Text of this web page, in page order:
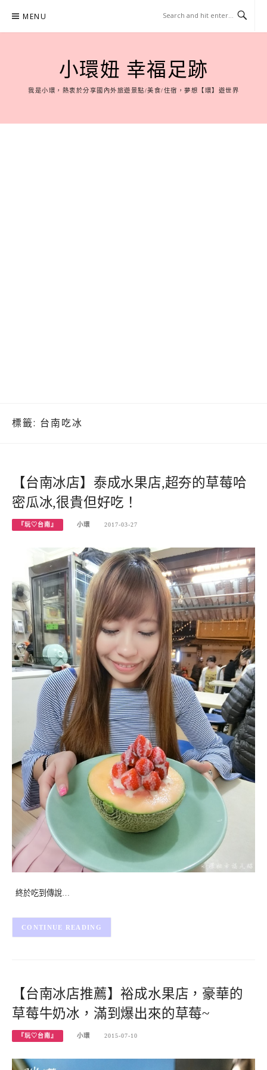
content
MENU
小環妞 幸福足跡
我是小環，熱衷於分享國內外旅遊景點/美食/住宿，夢想【環】遊世界
標籤: 台南吃冰
【台南冰店】泰成水果店,超夯的草莓哈
密瓜冰,很貴但好吃！
『玩♡台南』 小環 2017-03-27
終於吃到傳說…
CONTINUE READING
【台南冰店推薦】裕成水果店，豪華的
草莓牛奶冰，滿到爆出來的草莓~
『玩♡台南』 小環 2015-07-10